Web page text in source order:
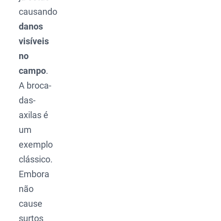
causando
danos
visíveis
no
campo.
A broca-
das-
axilas é
um
exemplo
clássico.
Embora
não
cause
surtos